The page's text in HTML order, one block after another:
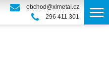
obchod@xlmetal.cz
296 411 301